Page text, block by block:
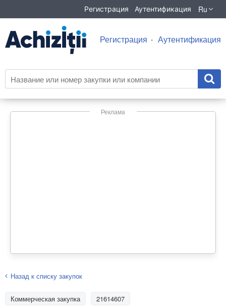
Регистрация Аутентификация Ru
Регистрация Аутентификация
Реклама
Назад к списку закупок
Коммерческая закупка 21614607